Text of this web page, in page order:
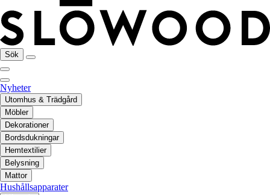
Sök
Nyheter
Utomhus & Trädgård
Möbler
Dekorationer
Bordsdukningar
Hemtextilier
Belysning
Mattor
Hushållsapparater